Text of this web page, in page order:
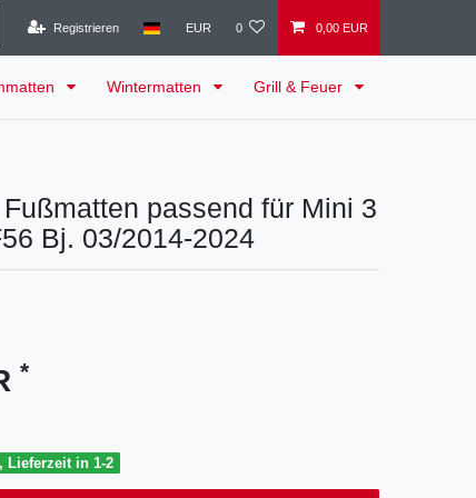
Registrieren EUR 0 0,00 EUR
Wintermatten Grill & Feuer
passend für Mini 3
Bj. 03/2014-2024
*
Lieferzeit in 1-2